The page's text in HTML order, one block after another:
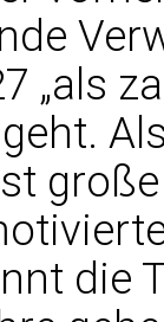
„als
die